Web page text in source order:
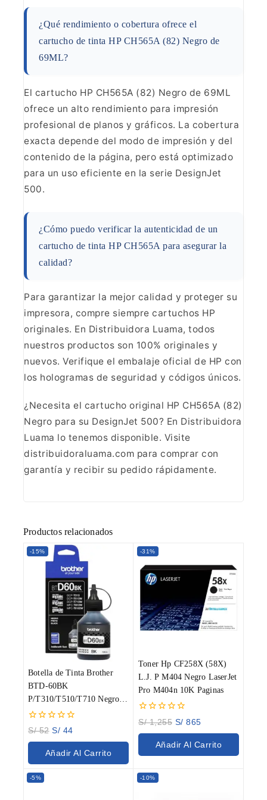
¿Qué rendimiento o cobertura ofrece el
cartucho de tinta HP CH565A (82) Negro de
69ML?
El cartucho HP CH565A (82) Negro de 69ML
ofrece un alto rendimiento para impresión
profesional de planos y gráficos. La cobertura
exacta depende del modo de impresión y del
contenido de la página, pero está optimizado
para un uso eficiente en la serie DesignJet
500.
¿Cómo puedo verificar la autenticidad de un
cartucho de tinta HP CH565A para asegurar la
calidad?
Para garantizar la mejor calidad y proteger su
impresora, compre siempre cartuchos HP
originales. En Distribuidora Luama, todos
nuestros productos son 100% originales y
nuevos. Verifique el embalaje oficial de HP con
los hologramas de seguridad y códigos únicos.
¿Necesita el cartucho original HP CH565A (82)
Negro para su DesignJet 500? En Distribuidora
Luama lo tenemos disponible. Visite
distribuidoraluama.com para comprar con
garantía y recibir su pedido rápidamente.
Productos relacionados
-15%
Botella de Tinta Brother
BTD-60BK
P/T310/T510/T710 Negro
108ML
0
of
S/52 S/ 44
Añadir Al Carrito
-31%
Toner Hp CF258X (58X)
L.J. P M404 Negro LaserJet
Pro M404n 10K Paginas
0
of
S/1,255 S/ 865
Añadir Al Carrito
-5% -10%